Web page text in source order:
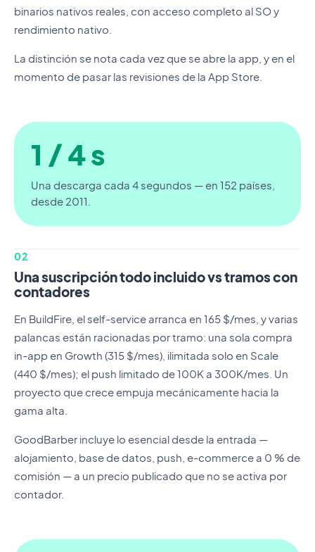
binarios nativos reales, con acceso completo al SO y
rendimiento nativo.
La distinción se nota cada vez que se abre la app, y en el
momento de pasar las revisiones de la App Store.
1 / 4 s
Una descarga cada 4 segundos — en 152 países,
desde 2011.
02
Una suscripción todo incluido vs tramos con
contadores
En BuildFire, el self-service arranca en 165 $/mes, y varias
palancas están racionadas por tramo: una sola compra
in-app en Growth (315 $/mes), ilimitada solo en Scale
(440 $/mes); el push limitado de 100K a 300K/mes. Un
proyecto que crece empuja mecánicamente hacia la
gama alta.
GoodBarber incluye lo esencial desde la entrada —
alojamiento, base de datos, push, e-commerce a 0 % de
comisión — a un precio publicado que no se activa por
contador.